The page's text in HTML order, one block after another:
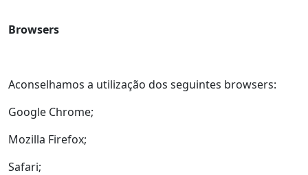
Browsers
Aconselhamos a utilização dos seguintes browsers:
Google Chrome;
Mozilla Firefox;
Safari;